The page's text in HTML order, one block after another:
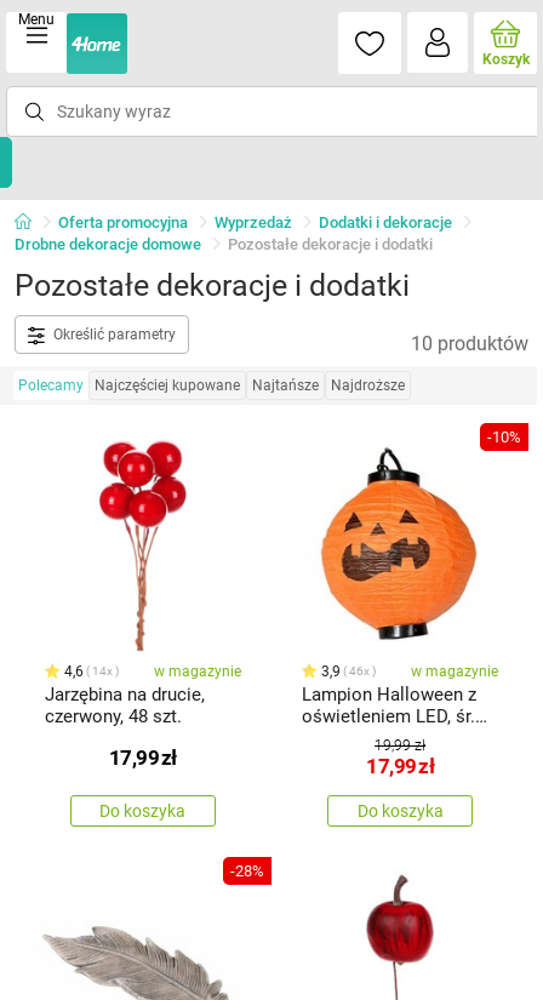
Menu
Koszyk
Oferta promocyjna Wyprzedaż
Dodatki i dekoracje
Drobne dekoracje domowe
Pozostałe dekoracje i dodatki
Pozostałe dekoracje i dodatki
Określić parametry 10 produktów
Polecamy Najczęściej kupowane Najtańsze Najdroższe
4,6 14x w magazynie
Jarzębina na drucie,
czerwony, 48 szt.
17,99zł
Do koszyka
-10%
3,9 46x w magazynie
Lampion Halloween z
oświetleniem LED, śr.
19,99 zł
17,99zł
Do koszyka
-28%